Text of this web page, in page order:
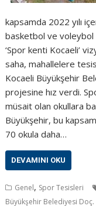
kapsamda 2022 yılı
basketbol ve voleybol
‘Spor kenti Kocaeli’
saha, mahallelere
Kocaeli Büyükşehir
projesine hız verdi.
müsait olan okullara
Büyükşehir, bu
70 okula daha…
DEVAMINI OKU
Genel, Spor Tesisleri
Büyükşehir Belediyesi Doç.